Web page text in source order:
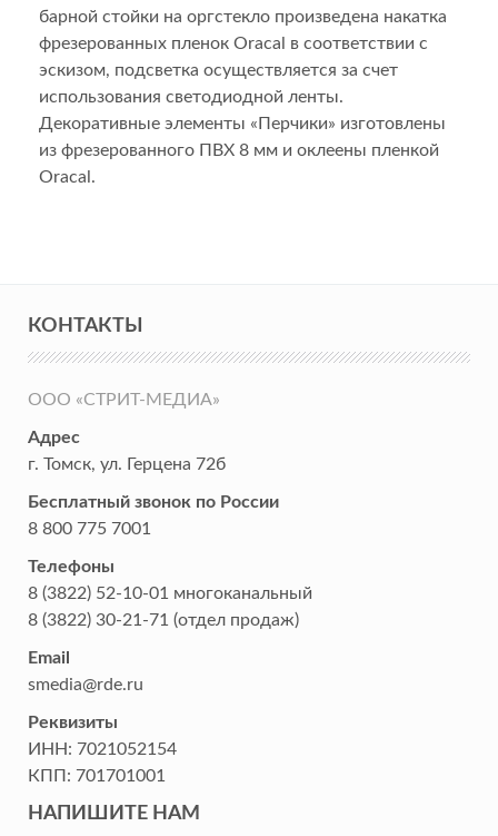
барной стойки на оргстекло произведена накатка
фрезерованных пленок Oracal в соответствии с
эскизом, подсветка осуществляется за счет
использования светодиодной ленты.
Декоративные элементы «Перчики» изготовлены
из фрезерованного ПВХ 8 мм и оклеены пленкой
Oracal.
КОНТАКТЫ
ООО «СТРИТ-МЕДИА»
Адрес
г. Томск, ул. Герцена 72б
Бесплатный звонок по России
8 800 775 7001
Телефоны
8 (3822) 52-10-01 многоканальный
8 (3822) 30-21-71 (отдел продаж)
Email
smedia@rde.ru
Реквизиты
ИНН: 7021052154
КПП: 701701001
НАПИШИТЕ НАМ